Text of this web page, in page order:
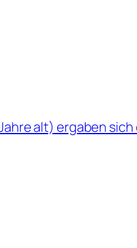
alt) ergaben